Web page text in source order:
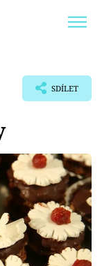
SDÍLET